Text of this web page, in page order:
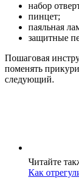
набор
пинцет;
паяльная
защитные
Пошаговая
поменять
следующий.
Читайте
Как